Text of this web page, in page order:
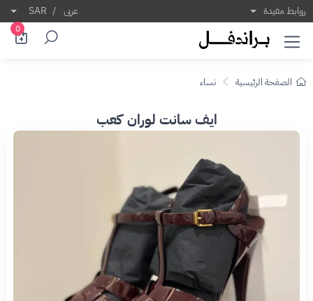
روابط مفيدة عربى /
SAR
0
الصفحة الرئيسية نساء
ايف سانت لوران كعب